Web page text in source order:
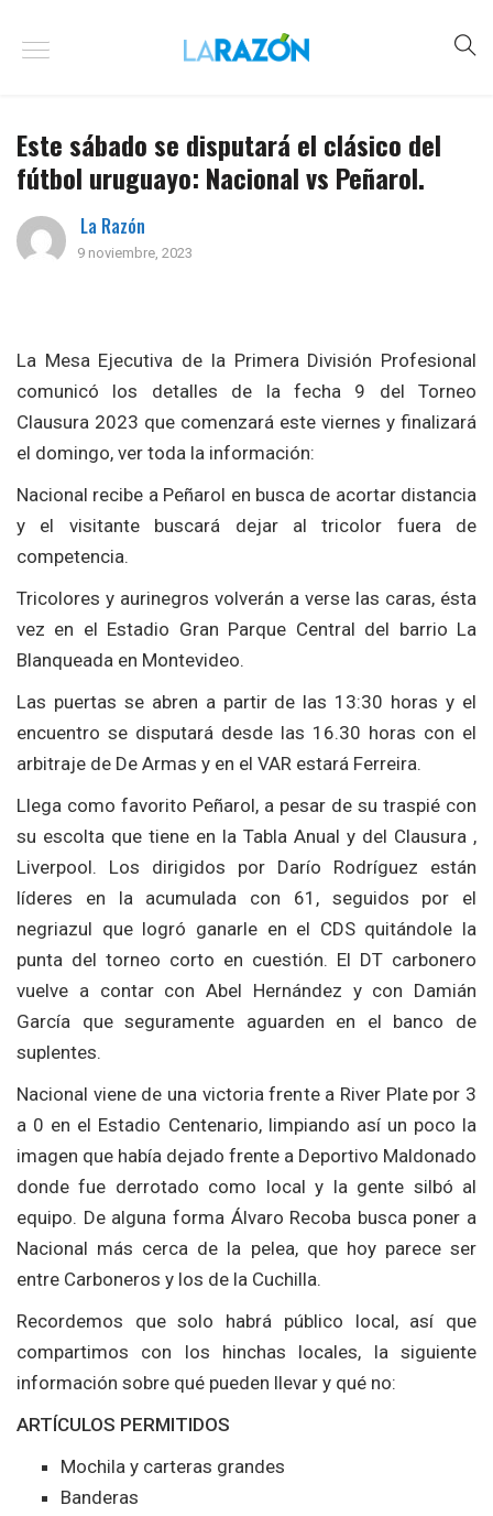
Este sábado se disputará el clásico del
fútbol uruguayo: Nacional vs Peñarol.
La Razón
9 noviembre, 2023
La Mesa Ejecutiva de la Primera División Profesional
comunicó los detalles de la fecha 9 del Torneo
Clausura 2023 que comenzará este viernes y finalizará
el domingo, ver toda la información:
Nacional recibe a Peñarol en busca de acortar distancia
y el visitante buscará dejar al tricolor fuera de
competencia.
Tricolores y aurinegros volverán a verse las caras, ésta
vez en el Estadio Gran Parque Central del barrio La
Blanqueada en Montevideo.
Las puertas se abren a partir de las 13:30 horas y el
encuentro se disputará desde las 16.30 horas con el
arbitraje de De Armas y en el VAR estará Ferreira.
Llega como favorito Peñarol, a pesar de su traspié con
su escolta que tiene en la Tabla Anual y del Clausura ,
Liverpool. Los dirigidos por Darío Rodríguez están
líderes en la acumulada con 61, seguidos por el
negriazul que logró ganarle en el CDS quitándole la
punta del torneo corto en cuestión. El DT carbonero
vuelve a contar con Abel Hernández y con Damián
García que seguramente aguarden en el banco de
suplentes.
Nacional viene de una victoria frente a River Plate por 3
a 0 en el Estadio Centenario, limpiando así un poco la
imagen que había dejado frente a Deportivo Maldonado
donde fue derrotado como local y la gente silbó al
equipo. De alguna forma Álvaro Recoba busca poner a
Nacional más cerca de la pelea, que hoy parece ser
entre Carboneros y los de la Cuchilla.
Recordemos que solo habrá público local, así que
compartimos con los hinchas locales, la siguiente
información sobre qué pueden llevar y qué no:
ARTÍCULOS PERMITIDOS
Mochila y carteras grandes
Banderas